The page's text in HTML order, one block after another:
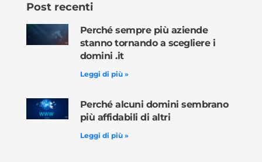
Post recenti
Perché sempre più aziende
stanno tornando a scegliere i
domini .it
Leggi di più »
Perché alcuni domini sembrano
più affidabili di altri
Leggi di più »